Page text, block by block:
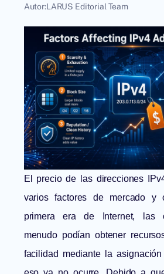
Autor:LARUS Editorial Team
El precio de las direcciones
varios factores de mercado y
primera era de Internet, las
menudo podían obtener
facilidad mediante la